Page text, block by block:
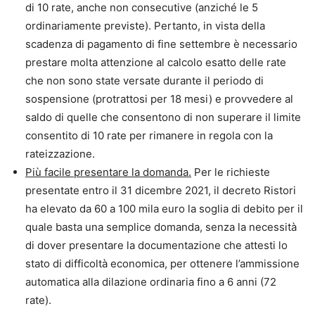
di 10 rate, anche non consecutive (anziché le 5
ordinariamente previste). Pertanto, in vista della
scadenza di pagamento di fine settembre è necessario
prestare molta attenzione al calcolo esatto delle rate
che non sono state versate durante il periodo di
sospensione (protrattosi per 18 mesi) e provvedere al
saldo di quelle che consentono di non superare il limite
consentito di 10 rate per rimanere in regola con la
rateizzazione.
Più facile presentare la domanda. Per le richieste
presentate entro il 31 dicembre 2021, il decreto Ristori
ha elevato da 60 a 100 mila euro la soglia di debito per il
quale basta una semplice domanda, senza la necessità
di dover presentare la documentazione che attesti lo
stato di difficoltà economica, per ottenere l’ammissione
automatica alla dilazione ordinaria fino a 6 anni (72
rate).